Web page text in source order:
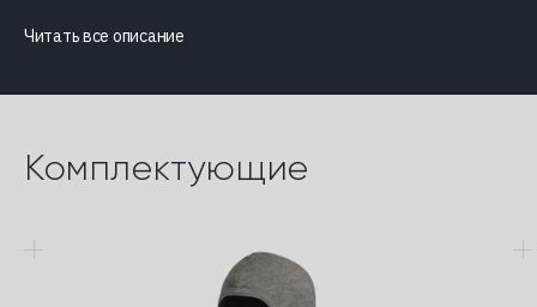
Читать все описание
Комплектующие